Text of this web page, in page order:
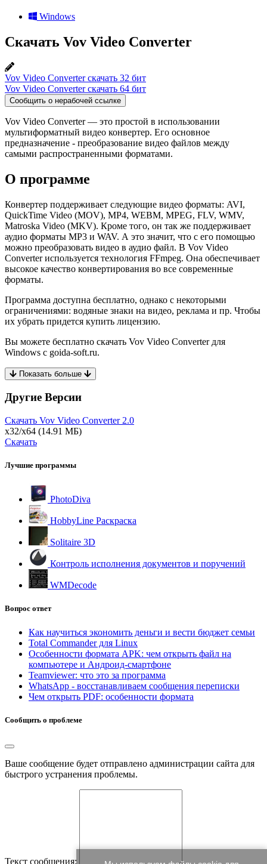
Windows
Скачать Vov Video Converter
Vov Video Converter скачать 32 бит
Vov Video Converter скачать 64 бит
Сообщить о нерабочей ссылке
Vov Video Converter — это простой в использовании
мультиформатный видео конвертер. Его основное
предназначение - преобразование видео файлов между
самыми распространенными форматами.
О программе
Конвертер поддерживает следующие видео форматы: AVI,
QuickTime Video (MOV), MP4, WEBM, MPEG, FLV, WMV,
Matroska Video (MKV). Кроме того, он так же поддерживает
аудио форматы MP3 и WAV. А это значит, что с его помощью
можно преобразовать видео в аудио файл. В Vov Video
Converter используется технология FFmpeg. Она обеспечивает
высокое качество конвертирования во все современные
форматы.
Программа доступна бесплатно, однако с некоторыми
ограничениями: водяные знаки на видео, реклама и пр. Чтобы
их убрать придется купить лицензию.
Вы можете бесплатно скачать Vov Video Converter для
Windows с goida-soft.ru.
Показать больше
Другие Версии
Скачать Vov Video Converter 2.0
x32/x64 (14.91 МБ)
Скачать
Лучшие программы
PhotoDiva
HobbyLine Раскраска
Solitaire 3D
Контроль исполнения документов и поручений
WMDecode
Вопрос ответ
Как научиться экономить деньги и вести бюджет семьи
Total Commander для Linux
Особенности формата APK: чем открыть файл на
компьютере и Андроид-смартфоне
Teamviewer: что это за программа
WhatsApp - восстанавливаем сообщения переписки
Чем открыть PDF: особенности формата
Сообщить о проблеме
Ваше сообщение будет отправлено администрации сайта для
быстрого устранения проблемы.
Текст сообщения: